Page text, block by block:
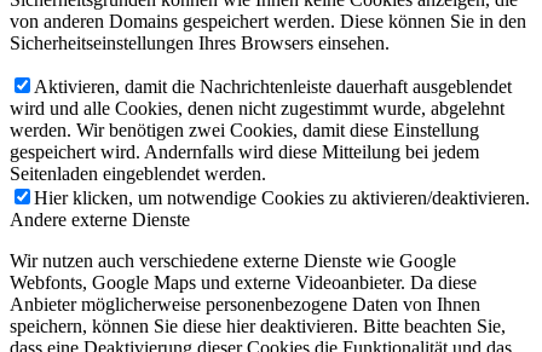
von anderen Domains gespeichert werden. Diese können Sie in den
Sicherheitseinstellungen Ihres Browsers einsehen.
Aktivieren, damit die Nachrichtenleiste dauerhaft ausgeblendet
wird und alle Cookies, denen nicht zugestimmt wurde, abgelehnt
werden. Wir benötigen zwei Cookies, damit diese Einstellung
gespeichert wird. Andernfalls wird diese Mitteilung bei jedem
Seitenladen eingeblendet werden.
Hier klicken, um notwendige Cookies zu aktivieren/deaktivieren.
Andere externe Dienste
Wir nutzen auch verschiedene externe Dienste wie Google
Webfonts, Google Maps und externe Videoanbieter. Da diese
Anbieter möglicherweise personenbezogene Daten von Ihnen
speichern, können Sie diese hier deaktivieren. Bitte beachten Sie,